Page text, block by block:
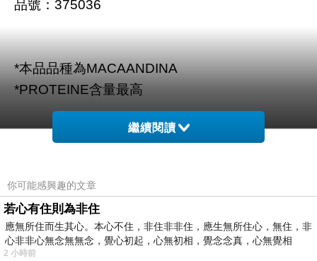
品號：375036
*本品品種為MACAΑNDINA
*PROTEINE含量最高
商品訊息描述:
繼續閱讀
你可能感興趣的文章
若心有住則為非住
應無所住而生其心。本心不住，非住非非住，應生無所住心，無住，非
心非非心無念無無念，覺心初起，心無初相，覺念念真，心無覺相
2 小時前